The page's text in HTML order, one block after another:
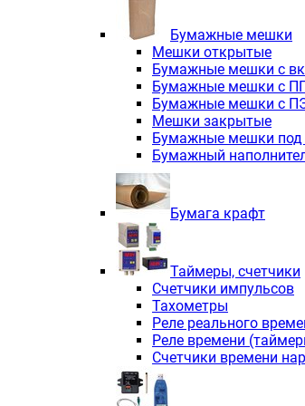
Электродвигатели
Электродвигатели
Трехфазные
Независимая
Взрывозащищенная
Одноступенчатые
Экономичные
Компактные мотор-
Компактные мотор-
Вибраторы INNORED
Вариаторы INNORED
Бумажные мешки
Мешки открытые
Бумажные мешки с
Бумажные мешки с
Бумажные мешки с
Мешки закрытые
Бумажные мешки под
Бумажный
Бумага крафт
Таймеры, счетчики
Счетчики импульсов
Тахометры
Реле реального
Реле времени
Счетчики времени